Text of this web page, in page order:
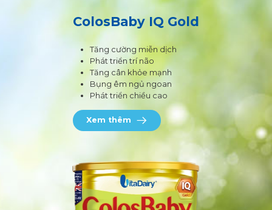
ColosBaby IQ Gold
Tăng cường miễn dịch
Phát triển trí não
Tăng cân khỏe mạnh
Bụng êm ngủ ngoan
Phát triển chiều cao
Xem thêm